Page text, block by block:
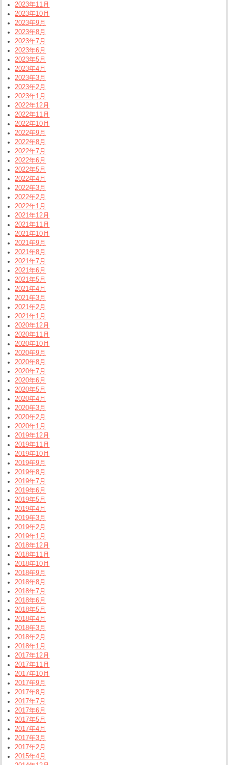
2023年11月
2023年10月
2023年9月
2023年8月
2023年7月
2023年6月
2023年5月
2023年4月
2023年3月
2023年2月
2023年1月
2022年12月
2022年11月
2022年10月
2022年9月
2022年8月
2022年7月
2022年6月
2022年5月
2022年4月
2022年3月
2022年2月
2022年1月
2021年12月
2021年11月
2021年10月
2021年9月
2021年8月
2021年7月
2021年6月
2021年5月
2021年4月
2021年3月
2021年2月
2021年1月
2020年12月
2020年11月
2020年10月
2020年9月
2020年8月
2020年7月
2020年6月
2020年5月
2020年4月
2020年3月
2020年2月
2020年1月
2019年12月
2019年11月
2019年10月
2019年9月
2019年8月
2019年7月
2019年6月
2019年5月
2019年4月
2019年3月
2019年2月
2019年1月
2018年12月
2018年11月
2018年10月
2018年9月
2018年8月
2018年7月
2018年6月
2018年5月
2018年4月
2018年3月
2018年2月
2018年1月
2017年12月
2017年11月
2017年10月
2017年9月
2017年8月
2017年7月
2017年6月
2017年5月
2017年4月
2017年3月
2017年2月
2015年4月